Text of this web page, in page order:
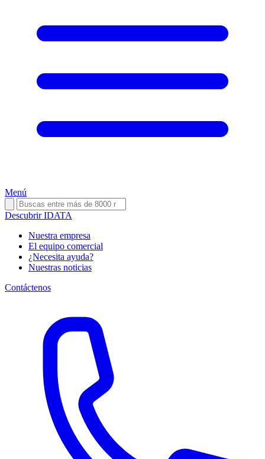
Menú
Descubrir IDATA
Nuestra empresa
El equipo comercial
¿Necesita ayuda?
Nuestras noticias
Contáctenos